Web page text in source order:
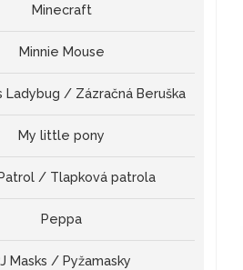
Minecraft
Minnie Mouse
Ladybug / Zázračná Beruška
My little pony
/ Tlapková patrola
Peppa
Masks / Pyžamasky